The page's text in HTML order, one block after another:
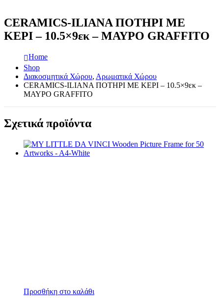
CERAMICS-ILIANA ΠΟΤΗΡΙ ΜΕ
ΚΕΡΙ – 10.5×9εκ – ΜΑΥΡΟ GRAFFITO
Home
Shop
Διακοσμητικά Χώρου, Αρωματικά Χώρου
CERAMICS-ILIANA ΠΟΤΗΡΙ ΜΕ ΚΕΡΙ – 10.5×9εκ –
ΜΑΥΡΟ GRAFFITO
Σχετικά προϊόντα
Προσθήκη στο καλάθι